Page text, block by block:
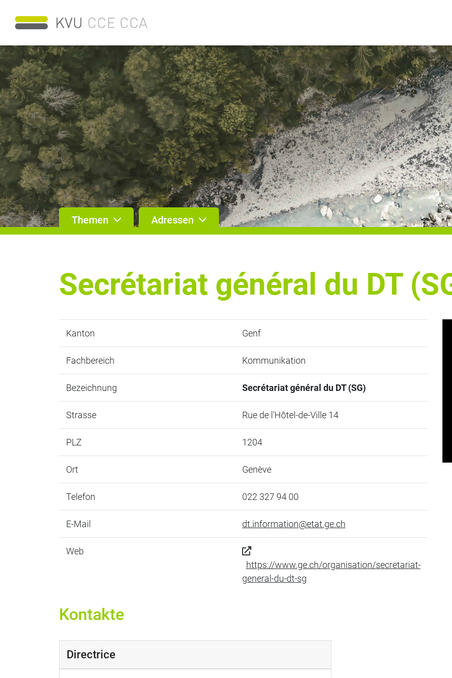
Themen Adressen
Secrétariat général du DT
Kanton Genf
Fachbereich Kommunikation
Bezeichnung Secrétariat général du DT (SG)
Strasse Rue de l'Hôtel-de-Ville 14
PLZ 1204
Ort Genève
Telefon 022 327 94 00
E-Mail dt.information@etat.ge.ch
Web
https://www.ge.ch/organisation/secretariat-
general-du-dt-sg
Kontakte
Directrice